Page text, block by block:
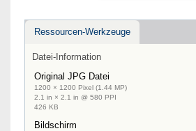
Ressourcen-Werkzeuge
Datei-Information
Original JPG Datei
1200 × 1200 Pixel (1.44 MP)
2.1 in × 2.1 in @ 580 PPI
426 KB
Bildschirm